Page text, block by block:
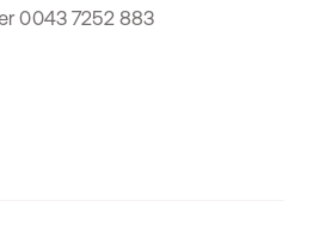
0043 7252 883